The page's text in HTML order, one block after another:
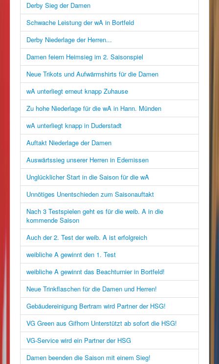
Derby Sieg der Damen
Schwache Leistung der wA in Bortfeld
Derby Niederlage der Herren...
Damen feiern Heimsieg im 2. Saisonspiel
Neue Trikots und Aufwärmshirts für die Damen
wA unterliegt erneut knapp Zuhause
Zu hohe Niederlage für die wA in Hann. Münden
wA unterliegt knapp in Duderstadt
Auftakt Niederlage der Damen
Auswärtssieg unserer Herren in Edemissen
Unglücklicher Start in die Saison für die wA
Unnötiges Unentschieden zum Saisonauftakt
Nach 3 Testspielen geht es für die weib. A in die
kommende Saison
Auch der 2. Test der weib. A ist erfolgreich
weibliche A gewinnt den 1. Test
weibliche A gewinnt das Beachturnier in Bortfeld!
Neue Trinkflaschen für die Damen und Herren!
Gebäudereinigung Bertram wird Partner der HSG!
VG Green aus Gifhorn Unterstützt ab sofort die HSG!
VG-Service wird ein Partner der HSG
Damen beenden die Saison mit einem Sieg!